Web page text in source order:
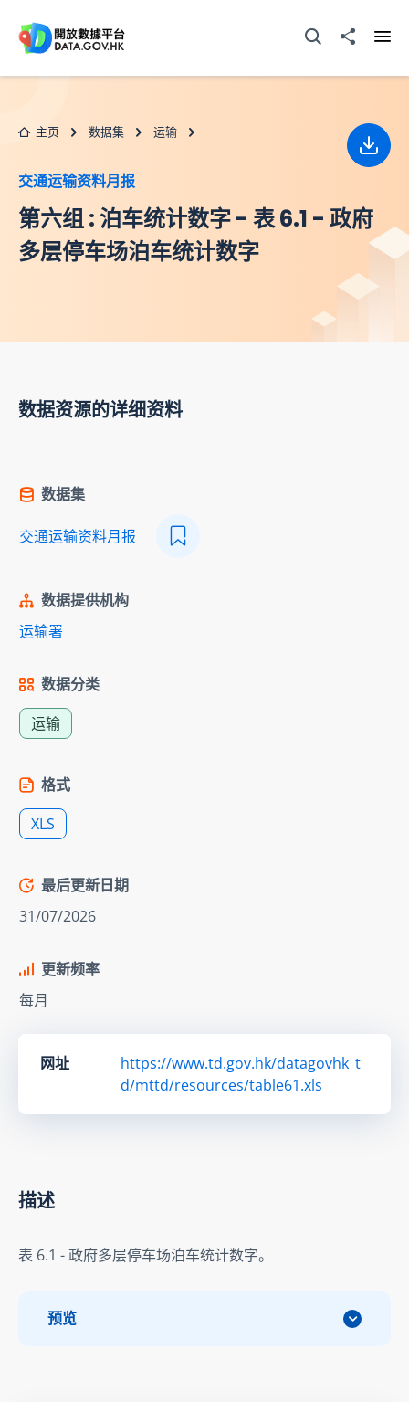
打开搜寻器分享至
主页 数据集 运输
交通运输资料月报
第六组 : 泊车统计数字 - 表 6.1 - 政府
多层停车场泊车统计数字
下载
数据资源的详细资料
数据集
交通运输资料月报
数据提供机构
运输署
数据分类
运输
格式
XLS
最后更新日期
31/07/2026
更新频率
每月
网址
https://www.td.gov.hk/datagovhk_t
d/mttd/resources/table61.xls
描述
表 6.1 - 政府多层停车场泊车统计数字。
预览